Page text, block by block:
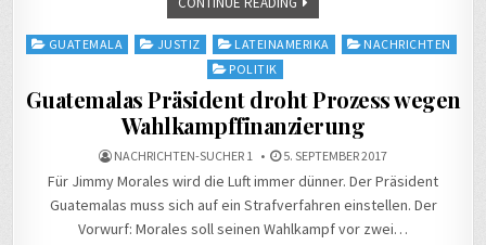
Posted
GUATEMALA JUSTIZ LATEINAMERIKA
NACHRICHTEN
POLITIK
Guatemalas Präsident droht Prozess wegen
Wahlkampffinanzierung
NACHRICHTEN-SUCHER 1 5. SEPTEMBER 2017
Für Jimmy Morales wird die Luft immer dünner. Der Präsident
Guatemalas muss sich auf ein Strafverfahren einstellen. Der
Vorwurf: Morales soll seinen Wahlkampf vor zwei…